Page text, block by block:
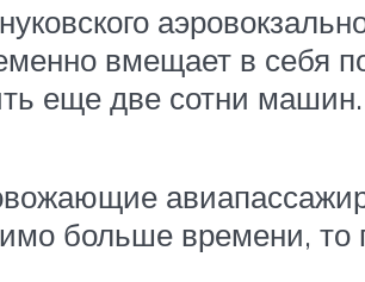
вмещает в себя
еще две сотни машин.
больше времени, то